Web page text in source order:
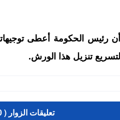
رئيس الحكومة أعطى
تنزيل هذا الورش.
تعليقات الزوار ( 0 )